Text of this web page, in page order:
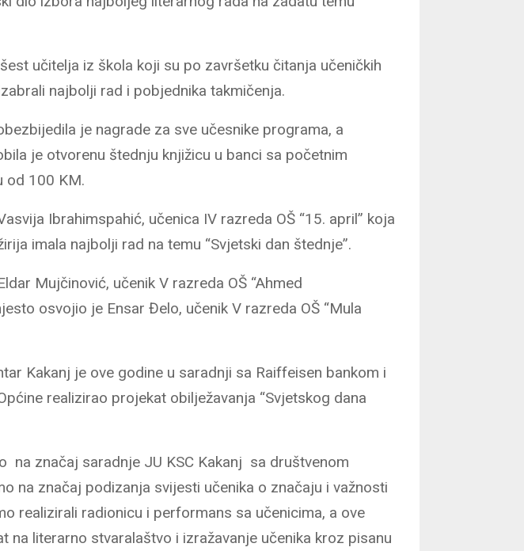
učitelja iz škola koji su po završetku čitanja učeničkih
najbolji rad i pobjednika takmičenja.
je nagrade za sve učesnike programa, a
je otvorenu štednju knjižicu u banci sa početnim
od 100 KM.
Ibrahimspahić, učenica IV razreda OŠ “15. april” koja
imala najbolji rad na temu “Svjetski dan štednje”.
Mujčinović, učenik V razreda OŠ “Ahmed
osvojio je Ensar Đelo, učenik V razreda OŠ “Mula
Kakanj je ove godine u saradnji sa Raiffeisen bankom i
realizirao projekat obilježavanja “Svjetskog dana
na značaj saradnje JU KSC Kakanj sa društvenom
na značaj podizanja svijesti učenika o značaju i važnosti
realizirali radionicu i performans sa učenicima, a ove
na literarno stvaralaštvo i izražavanje učenika kroz pisanu